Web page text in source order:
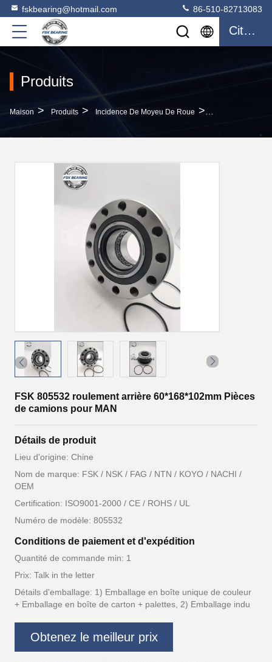
fskbearing@hotmail.com 86-510-82713083
Citation
Produits
Maison > Produits > Incidence De Moyeu De Roue >
FSK 805532 roulement arrière 60*168*102mm Pièces
de camions pour MAN
Détails de produit
Lieu d'origine: Chine
Nom de marque: FSK / NSK / FAG / NTN / KOYO / NACHI /
OEM
Certification: ISO9001-2000 / CE / ROHS / UL
Numéro de modèle: 805532
Conditions de paiement et d'expédition
Quantité de commande min: 1
Prix: Talk in the letter
Détails d'emballage: 1) Emballage en boîte unique de couleur
+ Emballage en boîte de carton + palettes, 2) Emballage indu
Obtenez le meilleur prix